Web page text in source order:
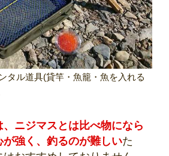
タル道具(貸竿・魚籠・魚を入れる
ニジマスとは比べ物になら
強く、釣るのが難しいた